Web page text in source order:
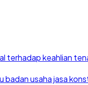
keahlian
usaha jasa